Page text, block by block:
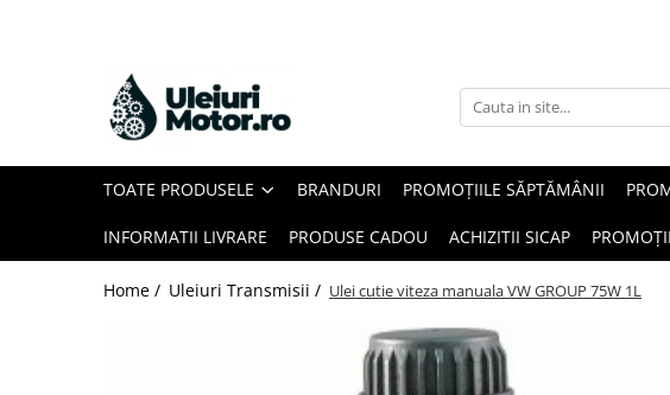
Toate Produsele
Uleiuri Motor
Uleiuri Motor Camioane
Uleiuri Motor Motociclete
Uleiuri Motor Utilaje Agricole
TOATE PRODUSELE BRANDURI PROMOȚIILE SĂPTĂMÂNII
INFORMATII LIVRARE PRODUSE CADOU ACHIZITII SICAP
Home / Uleiuri Transmisii / Ulei cutie viteza manuala VW GROUP 75W 1L